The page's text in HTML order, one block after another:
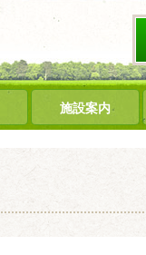
施設案内